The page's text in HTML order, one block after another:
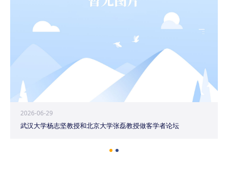
2026-06-29
武汉大学杨志坚教授和北京大学张磊教授做客学者论坛